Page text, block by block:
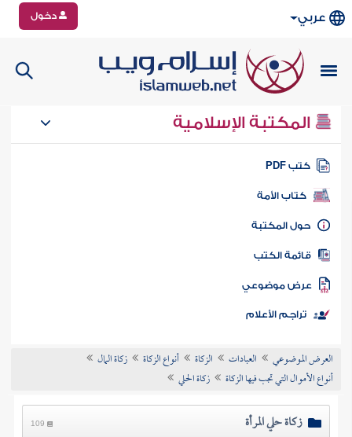
عربي دخول
المكتبة الإسلامية
كتب PDF
كتاب الأمة
المكتبة
الكتب
موضوعي
تراجم الأعلام
العرض الموضوعي العبادات الزكاة أنواع الزكاة
زكاة المال
أنواع الأموال التي تجب فيها الزكاة
زكاة الحلي
زكاة حلي المرأة 109